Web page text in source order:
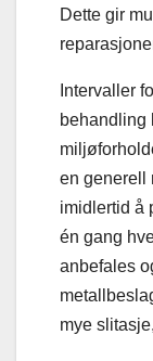
Dette gir
Intervaller
behandling
en generell
imidlertid å
én gang
anbefales
mye